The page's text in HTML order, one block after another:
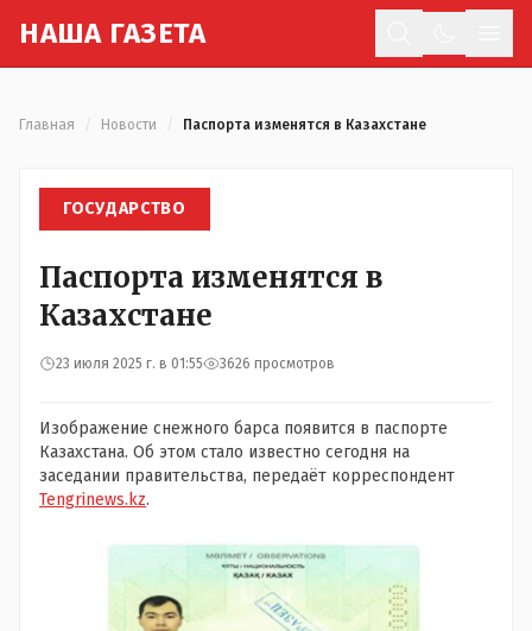
НАША ГАЗЕТА
Главная Новости Паспорта изменятся в Казахстане
ГОСУДАРСТВО
Паспорта изменятся в
Казахстане
23 июля 2025 г. в 01:55 3626 просмотров
Изображение снежного барса появится в паспорте
Казахстана. Об этом стало известно сегодня на
заседании правительства, передаёт корреспондент
Tengrinews.kz.